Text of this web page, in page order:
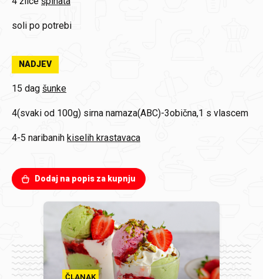
soli po potrebi
NADJEV
15 dag šunke
4(svaki od 100g) sirna namaza(ABC)-3obična,1 s vlascem
4-5 naribanih kiselih krastavaca
Dodaj na popis za kupnju
ČLANAK